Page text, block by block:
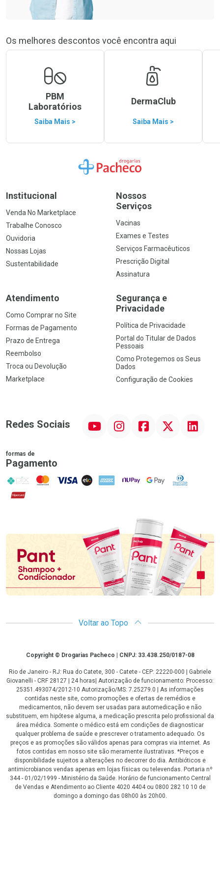
Os melhores descontos você encontra aqui
PBM
Laboratórios
Saiba Mais >
DermaClub
Saiba Mais >
Ir para a Home
Institucional
Venda No Marketplace
Trabalhe Conosco
Ouvidoria
Nossas Lojas
Sustentabilidade
Nossos
Serviços
Vacinas
Exames e Testes
Serviços Farmacêuticos
Prescrição Digital
Assinatura
Atendimento
Como Comprar no Site
Formas de Pagamento
Prazo de Entrega
Reembolso
Troca ou Devolução
Marketplace
Segurança e
Privacidade
Política de Privacidade
Portal do Titular de Dados
Pessoais
Como Protegemos os Seus
Dados
Configuração de Cookies
Redes Sociais InstagramFacebookTwitter Linkedin
formas de
Pagamento
PIX MasterCard
VISA ELO AMEX NuPay Google PayDiners Club
Hipercard
Promoção em Destaque
Voltar ao Topo
CopyrightCopyright © Drogarias Pacheco | CNPJ: 33.438.250/0187-08
Rio de Janeiro - RJ: Rua do Catete, 300 - Catete - CEP: 22220-000 | Gabriele
Giovanelli - CRF 28127 | 24 horas| Autorização de funcionamento: Processo:
25351.493074/2012-10 Autorização/MS: 7.25279.0 | As informações
contidas neste site, como promoções e ofertas de remédios e
medicamentos, não devem ser usadas para automedicação e não
substituem, em hipótese alguma, a medicação prescrita pelo profissional da
área médica. Somente o médico está em condições de diagnosticar
qualquer problema de saúde e prescrever o tratamento adequado. Os
preços e as promoções são válidos apenas para compras via internet. As
fotos contidas em nosso site são meramente ilustrativas. *Preços e
disponibilidade sujeitos a alterações no decorrer do dia. Antibióticos e
antimicrobianos vendas apenas em lojas físicas ou televendas. Portaria nº
344 - 01/02/1999 - Ministério da Saúde. Horário de funcionamento Central
de Vendas e Atendimento ao Cliente 4020 4404 ou 0800 282 10 10 de
domingo a domingo das 08h00 às 20h00.